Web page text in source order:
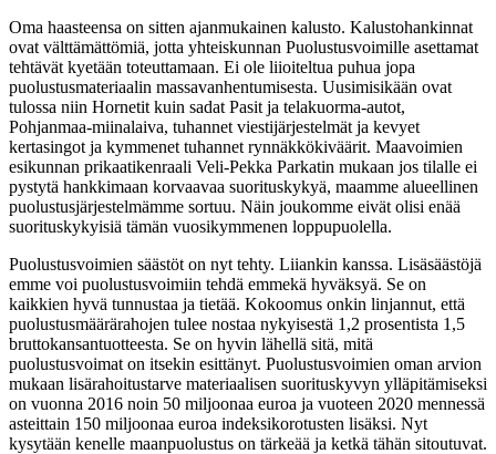
Oma haasteensa on sitten ajanmukainen kalusto. Kalustohankinnat
ovat välttämättömiä, jotta yhteiskunnan Puolustusvoimille asettamat
tehtävät kyetään toteuttamaan. Ei ole liioiteltua puhua jopa
puolustusmateriaalin massavanhentumisesta. Uusimisikään ovat
tulossa niin Hornetit kuin sadat Pasit ja telakuorma-autot,
Pohjanmaa-miinalaiva, tuhannet viestijärjestelmät ja kevyet
kertasingot ja kymmenet tuhannet rynnäkkökiväärit. Maavoimien
esikunnan prikaatikenraali Veli-Pekka Parkatin mukaan jos tilalle ei
pystytä hankkimaan korvaavaa suorituskykyä, maamme alueellinen
puolustusjärjestelmämme sortuu. Näin joukomme eivät olisi enää
suorituskykyisiä tämän vuosikymmenen loppupuolella.
Puolustusvoimien säästöt on nyt tehty. Liiankin kanssa. Lisäsäästöjä
emme voi puolustusvoimiin tehdä emmekä hyväksyä. Se on
kaikkien hyvä tunnustaa ja tietää. Kokoomus onkin linjannut, että
puolustusmäärärahojen tulee nostaa nykyisestä 1,2 prosentista 1,5
bruttokansantuotteesta. Se on hyvin lähellä sitä, mitä
puolustusvoimat on itsekin esittänyt. Puolustusvoimien oman arvion
mukaan lisärahoitustarve materiaalisen suorituskyvyn ylläpitämiseksi
on vuonna 2016 noin 50 miljoonaa euroa ja vuoteen 2020 mennessä
asteittain 150 miljoonaa euroa indeksikorotusten lisäksi. Nyt
kysytään kenelle maanpuolustus on tärkeää ja ketkä tähän sitoutuvat.